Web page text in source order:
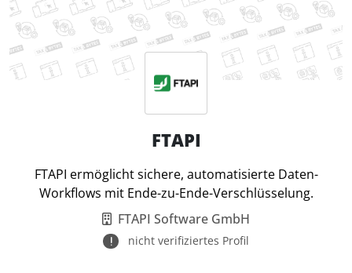
FTAPI
FTAPI ermöglicht sichere, automatisierte Daten-
Workflows mit Ende-zu-Ende-Verschlüsselung.
FTAPI Software GmbH
nicht verifiziertes Profil